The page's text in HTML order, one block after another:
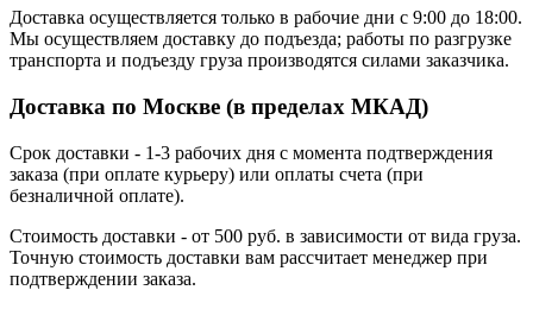
Доставка осуществляется только в рабочие дни с 9:00 до 18:00.
Мы осуществляем доставку до подъезда; работы по разгрузке
транспорта и подъезду груза производятся силами заказчика.
Доставка по Москве (в пределах МКАД)
Срок доставки - 1-3 рабочих дня с момента подтверждения
заказа (при оплате курьеру) или оплаты счета (при
безналичной оплате).
Стоимость доставки - от 500 руб. в зависимости от вида груза.
Точную стоимость доставки вам рассчитает менеджер при
подтверждении заказа.